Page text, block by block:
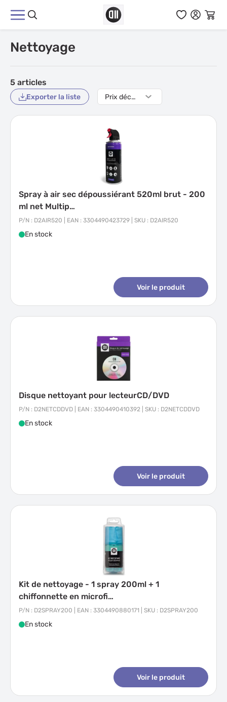
Nettoyage
5 articles
Exporter la liste
Spray à air sec dépoussiérant 520ml brut - 200
ml net Multip…
P/N : D2AIR520 | EAN : 3304490423729 | SKU : D2AIR520
En stock
Voir le produit
Disque nettoyant pour lecteurCD/DVD
P/N : D2NETCDDVD | EAN : 3304490410392 | SKU : D2NETCDDVD
En stock
Voir le produit
Kit de nettoyage - 1 spray 200ml + 1
chiffonnette en microfi…
P/N : D2SPRAY200 | EAN : 3304490880171 | SKU : D2SPRAY200
En stock
Voir le produit